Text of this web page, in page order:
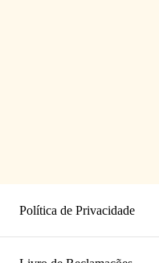
Política de Privacidade